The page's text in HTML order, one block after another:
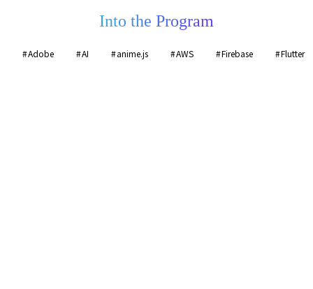
Into the Program
Adobe AI anime.js AWS Firebase Flutter